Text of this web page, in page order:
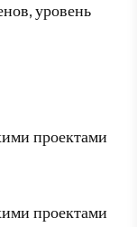
уровень
проектами
проектами